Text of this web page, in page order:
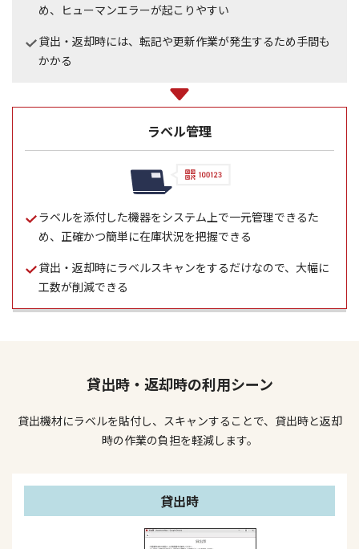
め、ヒューマンエラーが起こりやすい
貸出・返却時には、転記や更新作業が発生するため手間も
かかる
ラベル管理
ラベルを添付した機器をシステム上で一元管理できるた
め、正確かつ簡単に在庫状況を把握できる
貸出・返却時にラベルスキャンをするだけなので、大幅に
工数が削減できる
貸出時・返却時の利用シーン
貸出機材にラベルを貼付し、スキャンすることで、貸出時と返却
時の作業の負担を軽減します。
貸出時